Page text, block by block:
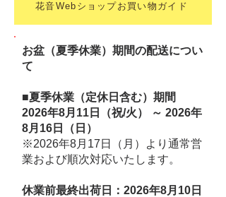
花音Webショップお買い物ガイド
お盆（夏季休業）期間の配送につい
て
■夏季休業（定休日含む）期間
2026年8月11日（祝/火） ～ 2026年
8月16日（日）
※2026年8月17日（月）より通常営
業および順次対応いたします。
休業前最終出荷日：2026年8月10日